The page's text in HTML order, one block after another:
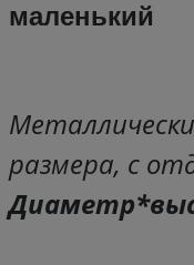
маленький
размера, с